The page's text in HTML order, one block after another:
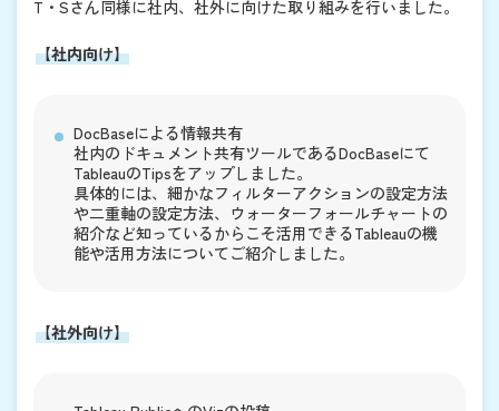
T・Sさん同様に社内、社外に向けた取り組みを行いました。
【社内向け】
DocBaseによる情報共有
社内のドキュメント共有ツールであるDocBaseにて
TableauのTipsをアップしました。
具体的には、細かなフィルターアクションの設定方法
や二重軸の設定方法、ウォーターフォールチャートの
紹介など知っているからこそ活用できるTableauの機
能や活用方法についてご紹介しました。
【社外向け】